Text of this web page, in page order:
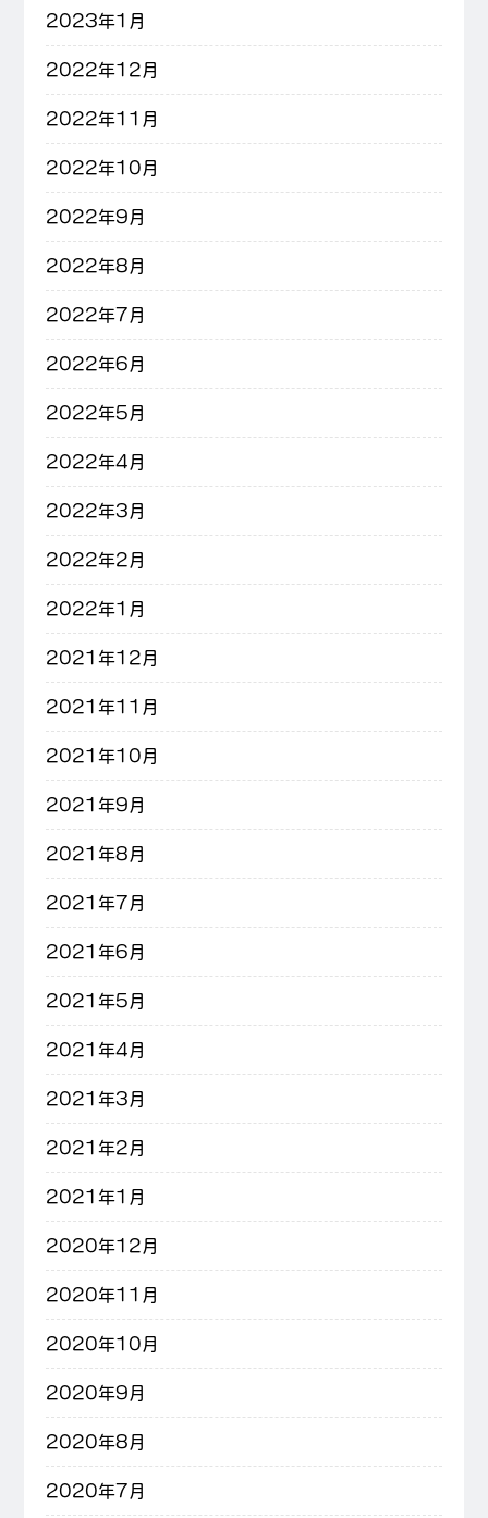
2023年1月
2022年12月
2022年11月
2022年10月
2022年9月
2022年8月
2022年7月
2022年6月
2022年5月
2022年4月
2022年3月
2022年2月
2022年1月
2021年12月
2021年11月
2021年10月
2021年9月
2021年8月
2021年7月
2021年6月
2021年5月
2021年4月
2021年3月
2021年2月
2021年1月
2020年12月
2020年11月
2020年10月
2020年9月
2020年8月
2020年7月